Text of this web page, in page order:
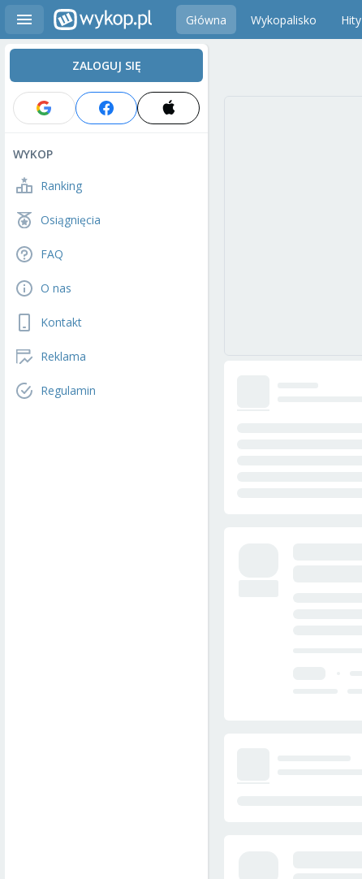
Główna Wykopalisko Hity
ZALOGUJ SIĘ
WYKOP
Ranking
Osiągnięcia
FAQ
O nas
Kontakt
Reklama
Regulamin